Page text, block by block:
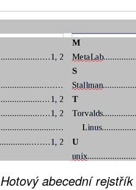
Hotový abecední rejstřík